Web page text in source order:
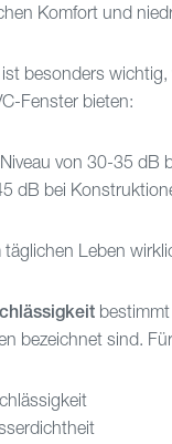
Komfort und
besonders wichtig,
Fenster bieten:
von 30-35 dB
dB bei
Leben
bestimmt
bezeichnet sind.